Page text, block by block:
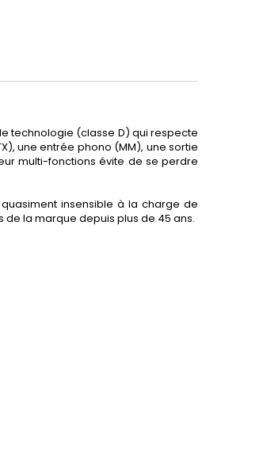
technologie (classe D) qui respecte
une entrée phono (MM), une sortie
multi-fonctions évite de se perdre
insensible à la charge de
la marque depuis plus de 45 ans.